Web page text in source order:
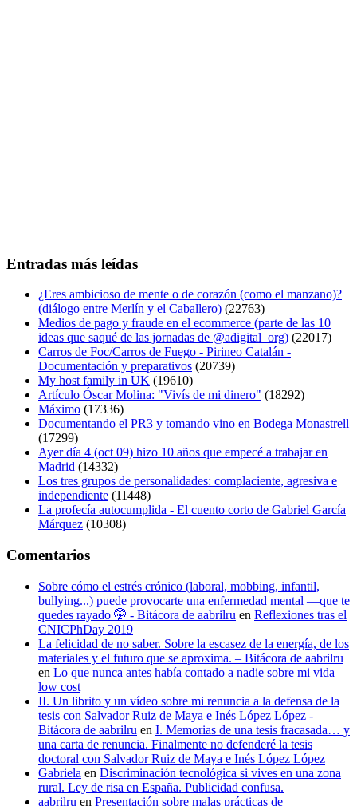
Entradas más leídas
¿Eres ambicioso de mente o de corazón (como el manzano)?
(diálogo entre Merlín y el Caballero) (22763)
Medios de pago y fraude en el ecommerce (parte de las 10
ideas que saqué de las jornadas de @adigital_org) (22017)
Carros de Foc/Carros de Fuego - Pirineo Catalán -
Documentación y preparativos (20739)
My host family in UK (19610)
Artículo Óscar Molina: "Vivís de mi dinero" (18292)
Máximo (17336)
Documentando el PR3 y tomando vino en Bodega Monastrell
(17299)
Ayer día 4 (oct 09) hizo 10 años que empecé a trabajar en
Madrid (14332)
Los tres grupos de personalidades: complaciente, agresiva e
independiente (11448)
La profecía autocumplida - El cuento corto de Gabriel García
Márquez (10308)
Comentarios
Sobre cómo el estrés crónico (laboral, mobbing, infantil,
bullying...) puede provocarte una enfermedad mental —que te
quedes rayado 🤭 - Bitácora de aabrilru en Reflexiones tras el
CNICPhDay 2019
La felicidad de no saber. Sobre la escasez de la energía, de los
materiales y el futuro que se aproxima. – Bitácora de aabrilru
en Lo que nunca antes había contado a nadie sobre mi vida
low cost
II. Un librito y un vídeo sobre mi renuncia a la defensa de la
tesis con Salvador Ruiz de Maya e Inés López López -
Bitácora de aabrilru en I. Memorias de una tesis fracasada… y
una carta de renuncia. Finalmente no defenderé la tesis
doctoral con Salvador Ruiz de Maya e Inés López López
Gabriela en Discriminación tecnológica si vives en una zona
rural. Ley de risa en España. Publicidad confusa.
aabrilru en Presentación sobre malas prácticas de